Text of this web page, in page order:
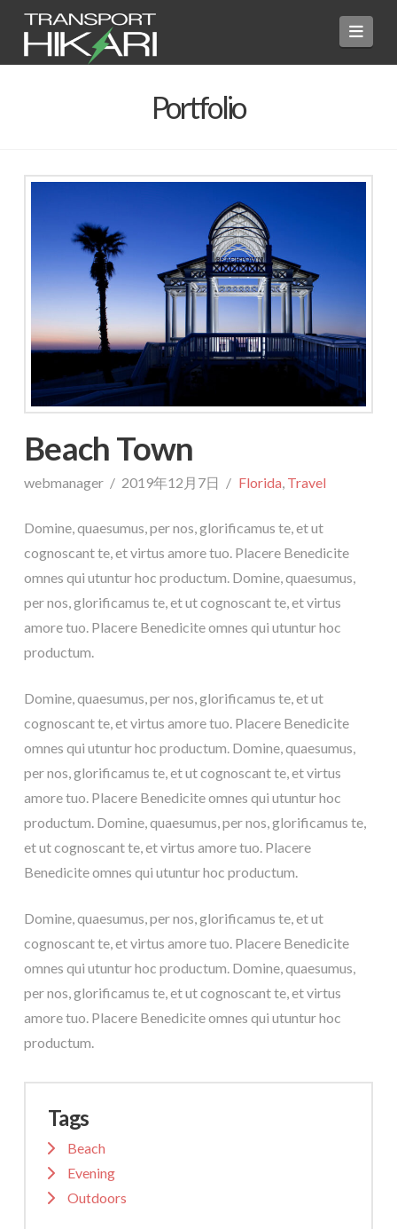
Portfolio
Beach Town
webmanager 2019年12月7日 Florida, Travel
Domine, quaesumus, per nos, glorificamus te, et ut
cognoscant te, et virtus amore tuo. Placere Benedicite
omnes qui utuntur hoc productum. Domine, quaesumus,
per nos, glorificamus te, et ut cognoscant te, et virtus
amore tuo. Placere Benedicite omnes qui utuntur hoc
productum.
Domine, quaesumus, per nos, glorificamus te, et ut
cognoscant te, et virtus amore tuo. Placere Benedicite
omnes qui utuntur hoc productum. Domine, quaesumus,
per nos, glorificamus te, et ut cognoscant te, et virtus
amore tuo. Placere Benedicite omnes qui utuntur hoc
productum. Domine, quaesumus, per nos, glorificamus te,
et ut cognoscant te, et virtus amore tuo. Placere
Benedicite omnes qui utuntur hoc productum.
Domine, quaesumus, per nos, glorificamus te, et ut
cognoscant te, et virtus amore tuo. Placere Benedicite
omnes qui utuntur hoc productum. Domine, quaesumus,
per nos, glorificamus te, et ut cognoscant te, et virtus
amore tuo. Placere Benedicite omnes qui utuntur hoc
productum.
Tags
Beach
Evening
Outdoors